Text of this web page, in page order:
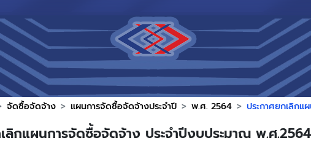
จัดซื้อจัดจ้าง แผนการจัดซื้อจัดจ้างประจำปี พ.ศ. 2564 ประกาศยกเลิก
ลิกแผนการจัดซื้อจัดจ้าง ประจำปีงบประมาณ พ.ศ